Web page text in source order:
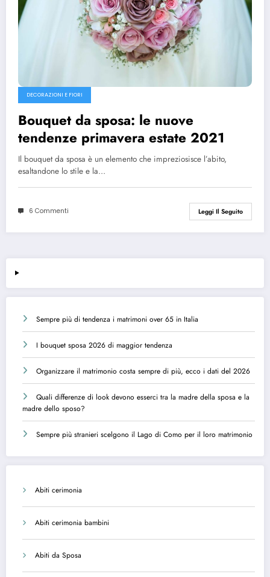
DECORAZIONI E FIORI
Bouquet da sposa: le nuove
tendenze primavera estate 2021
Il bouquet da sposa è un elemento che impreziosisce l’abito,
esaltandone lo stile e la…
6 Commenti Leggi Il Seguito
Sempre più di tendenza i matrimoni over 65 in Italia
I bouquet sposa 2026 di maggior tendenza
Organizzare il matrimonio costa sempre di più, ecco i dati del 2026
Quali differenze di look devono esserci tra la madre della sposa e la
madre dello sposo?
Sempre più stranieri scelgono il Lago di Como per il loro matrimonio
Abiti cerimonia
Abiti cerimonia bambini
Abiti da Sposa